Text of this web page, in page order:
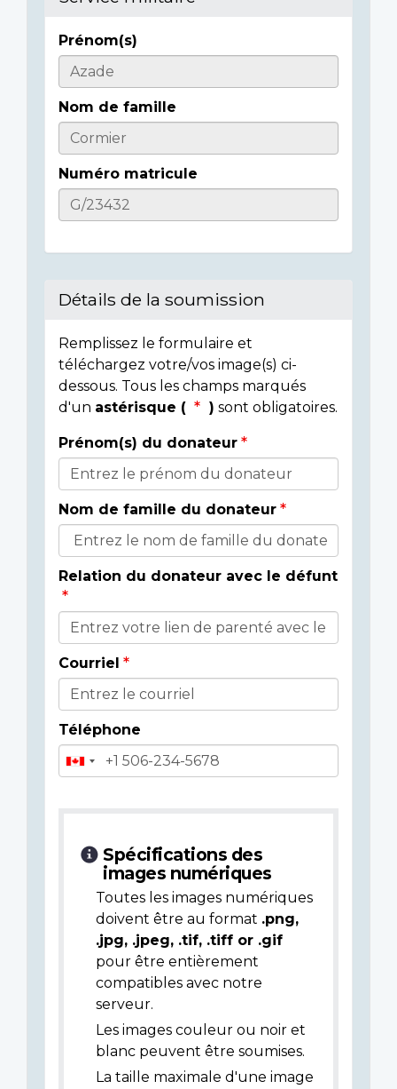
Informations
sur
l'individu
Prénom(s)
Nom de famille
Numéro matricule
Détails de la soumission
Remplissez le formulaire et
téléchargez votre/vos image(s) ci-
dessous. Tous les champs marqués
d'un astérisque ( ) sont obligatoires.
Détails
du
donateur
Prénom(s) du donateur
Nom de famille du donateur
Relation du donateur avec le défunt
Courriel
Téléphone
Spécifications des
images numériques
Toutes les images numériques
doivent être au format .png,
.jpg, .jpeg, .tif, .tiff or .gif
pour être entièrement
compatibles avec notre
serveur.
Les images couleur ou noir et
blanc peuvent être soumises.
La taille maximale d'une image